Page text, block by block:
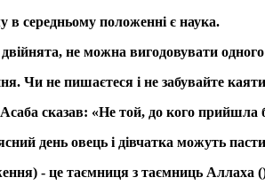
в середньому положенні є наука.
двійнята, не можна вигодовувати
Чи не пишаєтеся і не забувайте
сказав: «Не той, до кого прийшла
день овець і дівчатка можуть
- це таємниця з таємниць Аллаха